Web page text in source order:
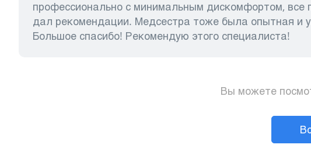
профессионально с минимальным дискомфортом, все
дал рекомендации. Медсестра тоже была опытная и
Большое спасибо! Рекомендую этого специалиста!
Вы можете